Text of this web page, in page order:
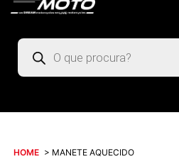
Pesquisar
produtos
HOME > MANETE AQUECIDO